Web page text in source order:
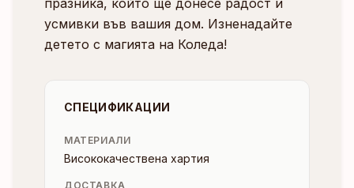
празника, който ще донесе радост и
усмивки във вашия дом. Изненадайте
детето с магията на Коледа!
СПЕЦИФИКАЦИИ
МАТЕРИАЛИ
Висококачествена хартия
ДОСТАВКА